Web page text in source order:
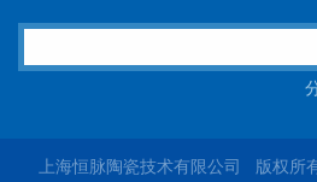
上海恒脉陶瓷技术有限公司 版权